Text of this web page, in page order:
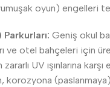
oyun) engelleri
Geniş okul
ve otel bahçeleri için
UV ışınlarına karşı
korozyona